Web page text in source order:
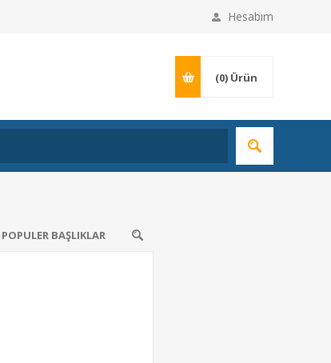
Hesabım
(0) Ürün
POPULER BAŞLIKLAR